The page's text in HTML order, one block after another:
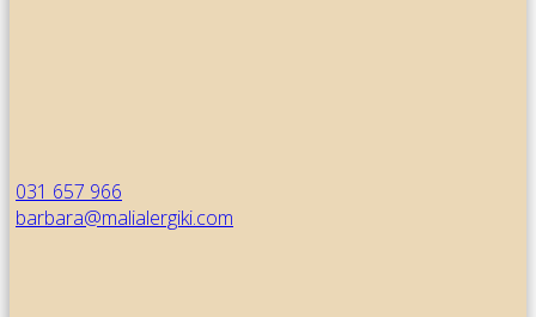
031 657 966
barbara@malialergiki.com